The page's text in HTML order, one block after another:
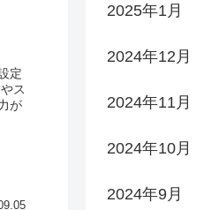
定
ス
が
2025年1月
2024年12月
2024年11月
2024年10月
2024年9月